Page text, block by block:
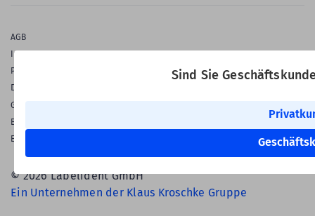
Sind Sie
AGB
Impressum
Privatsphäre & Datenschutz
Datenschutz-Einstellungen
Gewährleistung
Barrierefreiheitserklärung
English Language
© 2026 Labelident GmbH
Ein Unternehmen der Klaus Kroschke Gruppe